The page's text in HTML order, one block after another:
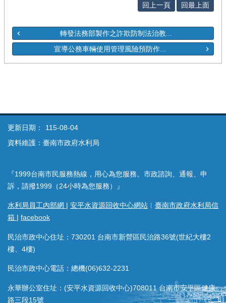
回上一頁 回最上面
轉發法務部製作之詐欺防制法治教...
宣導公務車輛使用管理風險預防作...
更新日期：
115-08-04
資料維護：臺南市政府水利局
『1999台南市民服務熱線，用心為您服務。市政諮詢、通報、申
訴，請撥1999（24小時為您服務）』
水利局員工內部網 | 安平水資源回收中心網站 ︱ 臺南市政府水利局信
箱 | facebook
民治市政中心住址：730201 台南市新營區民治路36號(世紀大樓2
樓、4樓)
民治市政中心電話：總機(06)632-2231
永華辦公室住址：(安平水資源回收中心)708011 台南市安平區健康
路三段15號